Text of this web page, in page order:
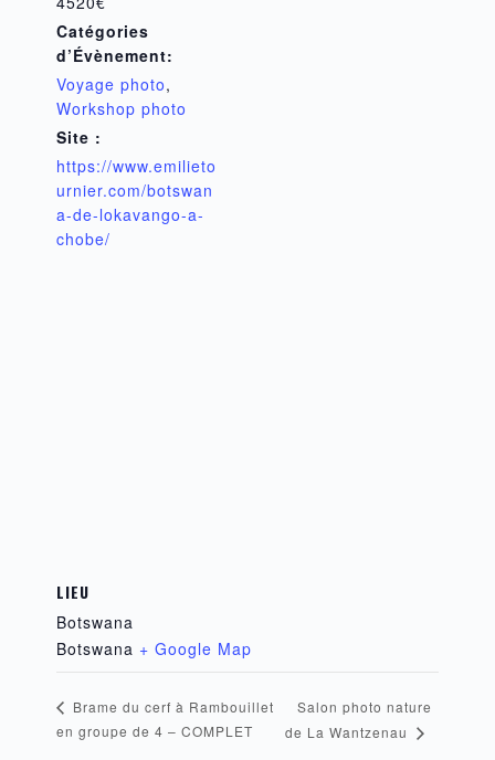
Catégories
d’Évènement:
Voyage photo,
Workshop photo
Site :
https://www.emilieto
urnier.com/botswan
a-de-lokavango-a-
chobe/
LIEU
Botswana
Botswana + Google Map
Brame du cerf à Rambouillet
en groupe de 4 – COMPLET
Salon photo nature
de La Wantzenau